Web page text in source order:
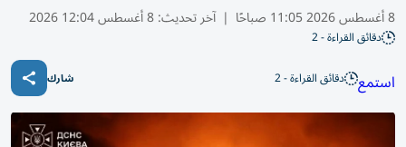
8 أغسطس 2026 11:05 صباحًا | آخر تحديث:8 أغسطس 12:04 2026
دقائق القراءة - 2
استمع دقائق القراءة - 2 شارك